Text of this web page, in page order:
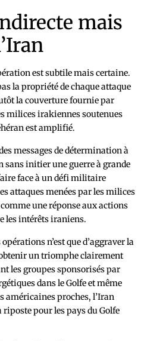
mais
est subtile mais certaine.
la propriété de chaque attaque
la couverture fournie par
milices irakiennes soutenues
est amplifié.
messages de détermination à
sans initier une guerre à grande
face à un défi militaire
attaques menées par les milices
une réponse aux actions
les intérêts iraniens.
n’est que d’aggraver la
un triomphe clairement
les groupes sponsorisés par
dans le Golfe et même
américaines proches, l’Iran
riposte pour les pays du Golfe